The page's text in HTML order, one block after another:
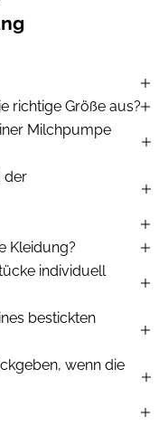
richtige Größe aus?
Milchpumpe
der
Kleidung?
individuell
bestickten
wenn die